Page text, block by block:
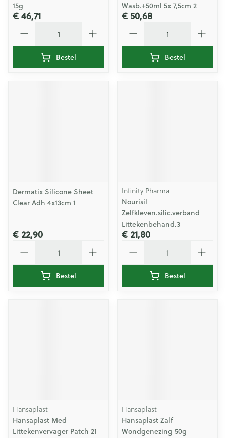
15g
€ 46,71
Bestel
Wasb.+50ml 5x 7,5cm 2
€ 50,68
Bestel
Dermatix Silicone Sheet
Clear Adh 4x13cm 1
€ 22,90
Bestel
Infinity Pharma
Nourisil
Zelfkleven.silic.verband
Littekenbehand.3
€ 21,80
Bestel
Hansaplast
Hansaplast Med
Littekenvervager Patch 21
Hansaplast
Hansaplast Zalf
Wondgenezing 50g